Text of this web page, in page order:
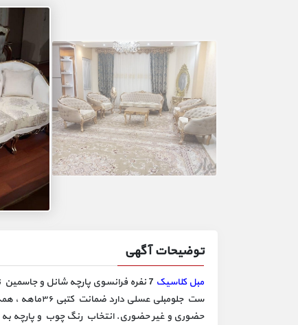
توضیحات آگهی
مبل کلاسیک
7 نفره فرانسوی پارچه شانل و
حضوری و غیر حضوری. انتخاب رنگ چوب و پارچه